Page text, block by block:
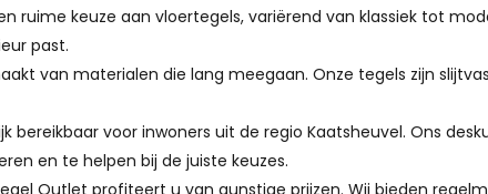
ruime keuze aan vloertegels, variërend van klassiek tot
past.
van materialen die lang meegaan. Onze tegels zijn
bereikbaar voor inwoners uit de regio Kaatsheuvel. Ons
en te helpen bij de juiste keuzes.
Outlet profiteert u van gunstige prijzen. Wij bieden